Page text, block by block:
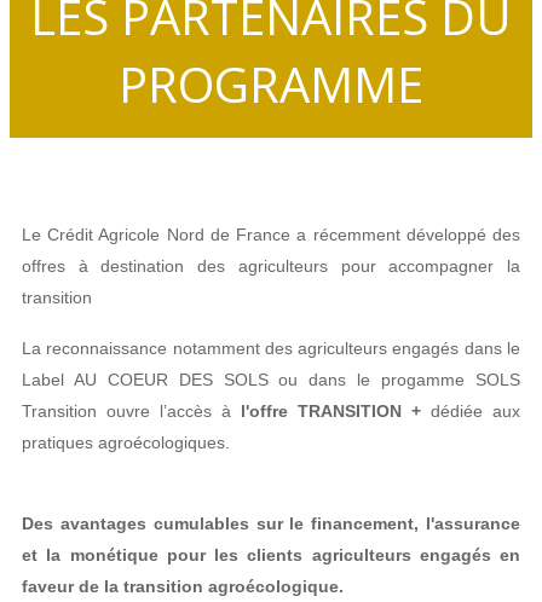
LES PARTENAIRES DU
PROGRAMME
Le Crédit Agricole Nord de France a récemment développé des
offres à destination des agriculteurs pour accompagner la
transition
La reconnaissance notamment des agriculteurs engagés dans le
Label AU COEUR DES SOLS ou dans le progamme SOLS
Transition ouvre l’accès à l'offre TRANSITION + dédiée aux
pratiques agroécologiques.
Des avantages cumulables sur le financement, l'assurance
et la monétique pour les clients agriculteurs engagés en
faveur de la transition agroécologique.